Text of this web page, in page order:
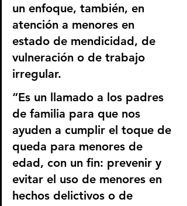
un enfoque, también, en
atención a menores en
estado de mendicidad, de
vulneración o de trabajo
irregular.
“Es un llamado a los padres
de familia para que nos
ayuden a cumplir el toque de
queda para menores de
edad, con un fin: prevenir y
evitar el uso de menores en
hechos delictivos o de